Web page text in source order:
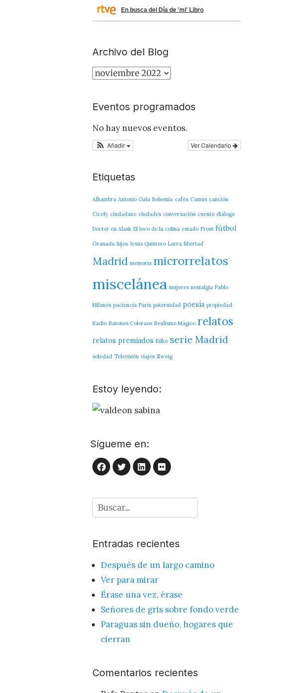
En busca del Día de 'mi' Libro
Archivo del Blog
Archivo
Blog
Eventos programados
No hay nuevos eventos.
Ver Calendario
Añadir
Etiquetas
Alhambra Antonio Gala Bohemia cafés Camus canción
Cicely ciudadano ciudades conversación cuento diálogo
Doctor en Alask El loco de la colina estado Frost fútbol
Granada hijos Jesús Quintero Larra libertad
Madrid memoria microrrelatos
miscelánea mujeres nostalgia Pablo
Milanés paciencia París paternidad poesía propiedad
Radio Ratones Coloraos Realismo Mágico relatos
relatos premiados Rilke serie Madrid
soledad Televisión viajes Zweig
Estoy leyendo:
Sígueme en:
Facebook
Twitter
LinkedIn
Flickr
Buscar
por:
Entradas recientes
Después de un largo camino
Ver para mirar
Érase una vez, érase
Señores de gris sobre fondo verde
Paraguas sin dueño, hogares que
cierran
Comentarios recientes